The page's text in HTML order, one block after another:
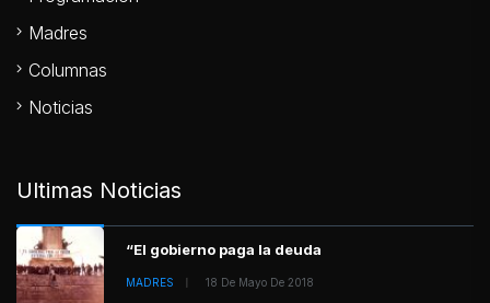
Madres
Columnas
Noticias
Ultimas Noticias
“El gobierno paga la deuda
MADRES 18 De Mayo De 2018